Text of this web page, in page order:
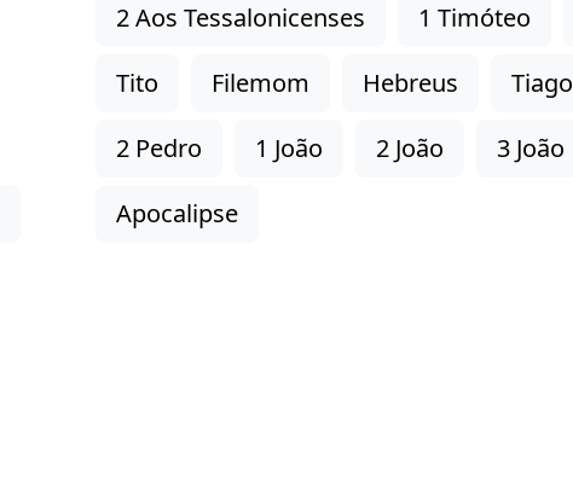
2 Aos Tessalonicenses
1 Timóteo
Tito
Filemom Hebreus Tiago
2 Pedro
1 João 2 João 3 João
Apocalipse